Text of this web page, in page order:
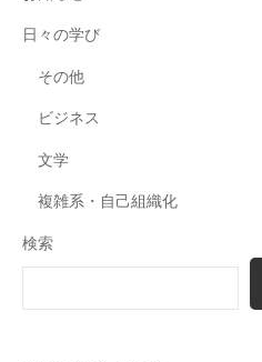
日々の学び
その他
ビジネス
文学
複雑系・自己組織化
検索